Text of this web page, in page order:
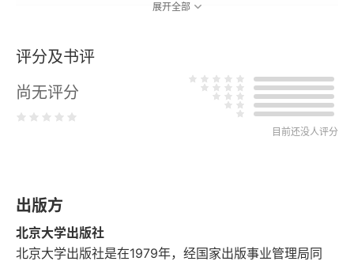
展开全部
评分及书评
尚无评分
目前还没人评分
出版方
北京大学出版社
北京大学出版社是在1979年，经国家出版事业管理局同